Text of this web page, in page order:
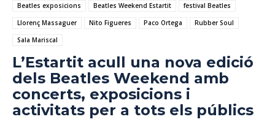
Beatles exposicions
Beatles Weekend Estartit
festival Beatles
Llorenç Massaguer
Nito Figueres Paco Ortega
Rubber Soul
Sala Mariscal
L’Estartit acull una nova edició
dels Beatles Weekend amb
concerts, exposicions i
activitats per a tots els públics